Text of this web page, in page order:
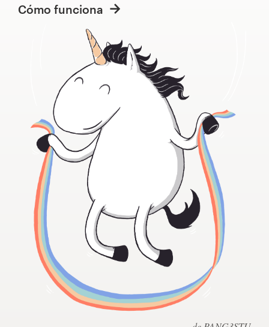
Cómo funciona
Concursos de diseño
Proyectos 1-1
Encontrar un diseñador
Descubra la inspiración
99designs Studio
99designs Pro